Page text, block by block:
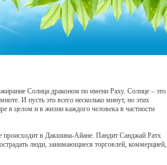
Солнца драконом по имени Раху. Солнце – это
И пусть это всего несколько минут, но этих
в целом и в жизни каждого человека в частности
происходит в Дакшина-Айане. Пандит Санджай Ратх
люди, занимающиеся торговлей, коммерцией,